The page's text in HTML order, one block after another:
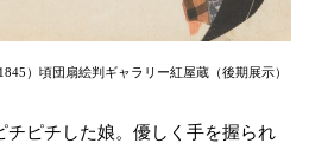
）頃団扇絵判ギャラリー紅屋蔵（後期展示）
チピチした娘。優しく手を握られ